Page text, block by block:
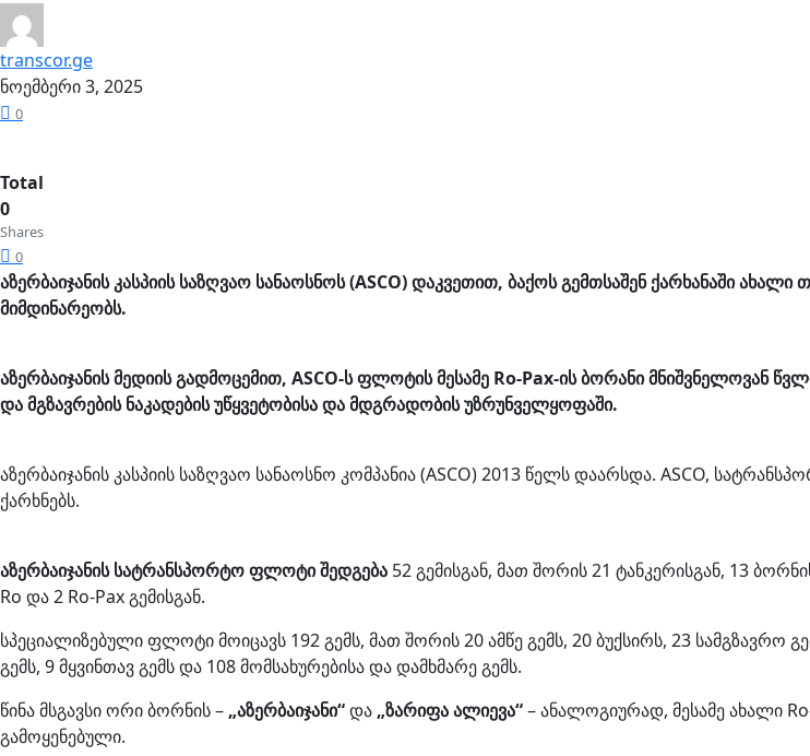
transcor.ge
ნოემბერი 3, 2025
0
Total
0
Shares
0
აზერბაიჯანის კასპიის საზღვაო სანაოსნოს (ASCO) დაკვეთით, ბაქოს გემთსაშენ ქარხანაში
მიმდინარეობს.
აზერბაიჯანის მედიის გადმოცემით, ASCO-ს ფლოტის მესამე Ro-Pax-ის ბორანი მნიშვნელოვან
და მგზავრების ნაკადების უწყვეტობისა და მდგრადობის უზრუნველყოფაში.
აზერბაიჯანის კასპიის საზღვაო სანაოსნო კომპანია (ASCO) 2013 წელს დაარსდა. ASCO,
ქარხნებს.
აზერბაიჯანის სატრანსპორტო ფლოტი შედგება 52 გემისგან, მათ შორის 21 ტანკერისგან, 13
Ro და 2 Ro-Pax გემისგან.
სპეციალიზებული ფლოტი მოიცავს 192 გემს, მათ შორის 20 ამწე გემს, 20 ბუქსირს, 23 სამგზავრო
გემს, 9 მყვინთავ გემს და 108 მომსახურებისა და დამხმარე გემს.
წინა მსგავსი ორი ბორნის – „აზერბაიჯანი“და „ზარიფა ალიევა“– ანალოგიურად, მესამე ახალი
გამოყენებული.